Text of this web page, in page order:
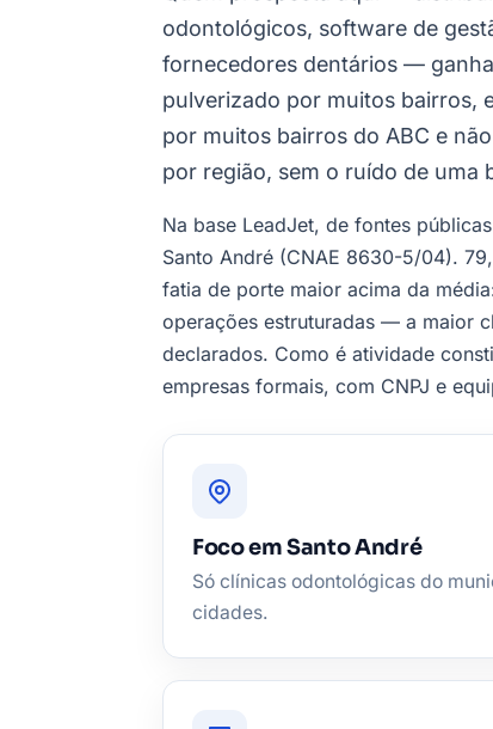
odontológicos, software de
fornecedores dentários —
pulverizado por muitos bairros,
por muitos bairros do ABC e
por região, sem o ruído de uma
Na base LeadJet, de fontes
Santo André (CNAE 8630-5/04).
fatia de porte maior acima da
operações estruturadas — a maior
declarados. Como é atividade
empresas formais, com CNPJ e
Foco em Santo André
Só clínicas odontológicas do
cidades.